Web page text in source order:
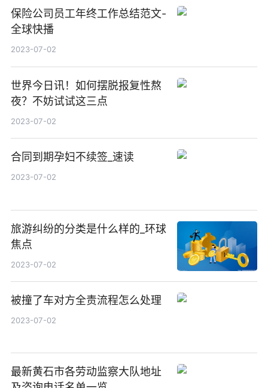
保险公司员工年终工作总结范文-
全球快播
2023-07-02
世界今日讯！如何摆脱报复性熬
夜？不妨试试这三点
2023-07-02
合同到期孕妇不续签_速读
2023-07-02
旅游纠纷的分类是什么样的_环球
焦点
2023-07-02
被撞了车对方全责流程怎么处理
2023-07-02
最新黄石市各劳动监察大队地址